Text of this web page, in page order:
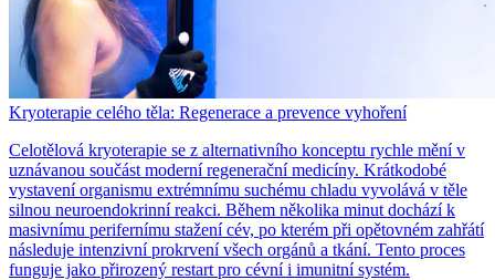
Kryoterapie celého těla: Regenerace a prevence vyhoření
Celotělová kryoterapie se z alternativního konceptu rychle mění v
uznávanou součást moderní regenerační medicíny. Krátkodobé
vystavení organismu extrémnímu suchému chladu vyvolává v těle
silnou neuroendokrinní reakci. Během několika minut dochází k
masivnímu perifernímu stažení cév, po kterém při opětovném zahřátí
následuje intenzivní prokrvení všech orgánů a tkání. Tento proces
funguje jako přirozený restart pro cévní i imunitní systém.